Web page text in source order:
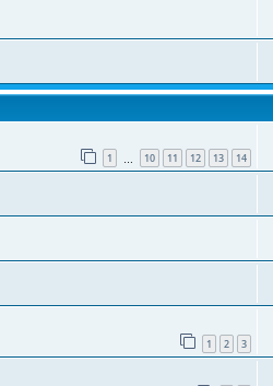
1 10 11 12 13 14
1 2 3